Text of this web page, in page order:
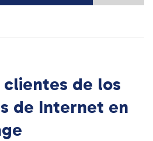
clientes de los
de Internet en